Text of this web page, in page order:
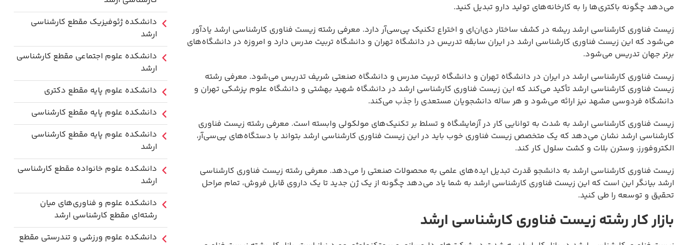
می‌دهد چگونه باکتری‌ها را به کارخانه‌های تولید دارو تبدیل کنید.
زیست فناوری کارشناسی ارشد ریشه در کشف ساختار دی‌ان‌ای و اختراع تکنیک پی‌سی‌آر دارد. معرفی رشته زیست فناوری کارشناسی ارشد یادآور
می‌شود که این زیست فناوری کارشناسی ارشد در ایران سابقه تدریس در دانشگاه تهران و دانشگاه تربیت مدرس دارد و امروزه در دانشگاه‌های
برتر جهان تدریس می‌شود.
زیست فناوری کارشناسی ارشد در ایران در دانشگاه تهران و دانشگاه تربیت مدرس و دانشگاه صنعتی شریف تدریس می‌شود. معرفی رشته
زیست فناوری کارشناسی ارشد تأکید می‌کند که این زیست فناوری کارشناسی ارشد در دانشگاه شهید بهشتی و دانشگاه علوم پزشکی تهران و
دانشگاه فردوسی مشهد نیز ارائه می‌شود و هر ساله دانشجویان مستعدی را جذب می‌کند.
زیست فناوری کارشناسی ارشد به شدت به توانایی کار در آزمایشگاه و تسلط بر تکنیک‌های مولکولی وابسته است. معرفی رشته زیست فناوری
کارشناسی ارشد نشان می‌دهد که یک متخصص زیست فناوری خوب باید در این زیست فناوری کارشناسی ارشد بتواند با دستگاه‌های پی‌سی‌آر،
الکتروفورز، وسترن بلات و کشت سلول کار کند.
زیست فناوری کارشناسی ارشد به دانشجو قدرت تبدیل ایده‌های علمی به محصولات صنعتی را می‌دهد. معرفی رشته زیست فناوری کارشناسی
ارشد بیانگر این است که این زیست فناوری کارشناسی ارشد به شما یاد می‌دهد چگونه از یک ژن جدید تا یک داروی قابل فروش، تمام مراحل
تحقیق و توسعه را طی کنید.
بازار کار رشته زیست فناوری کارشناسی ارشد
دانشکده ژئوفیزیک مقطع کارشناسی
ارشد
دانشکده علوم اجتماعی مقطع کارشناسی
ارشد
دانشکده علوم پایه مقطع دکتری
دانشکده علوم پایه مقطع کارشناسی
دانشکده علوم پایه مقطع کارشناسی
ارشد
دانشکده علوم خانواده مقطع کارشناسی
ارشد
دانشکده علوم و فناوری‌های میان
رشته‌ای مقطع کارشناسی ارشد
دانشکده علوم ورزشی و تندرستی مقطع